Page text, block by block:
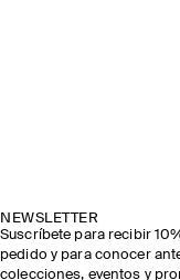
NEWSLETTER
Suscríbete para recibir
pedido y para conocer
colecciones, eventos y